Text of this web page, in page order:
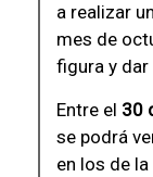
a realizar
mes de
figura y dar
Entre el 30
se podrá
en los de